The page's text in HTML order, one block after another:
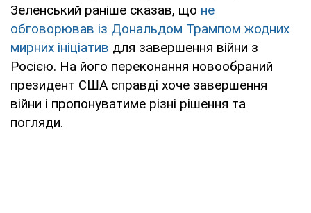
Зеленський раніше сказав, що не
обговорював із Дональдом Трампом жодних
мирних ініціатив для завершення війни з
Росією. На його переконання новообраний
президент США справді хоче завершення
війни і пропонуватиме різні рішення та
погляди.